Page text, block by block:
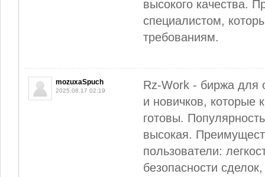
высокого качества.
специалистом,
требованиям.
mozuxaSpuch
2025.08.17 02:19
Rz-Work - биржа для
и новичков, которые
готовы.
высокая.
пользователи:
безопасности